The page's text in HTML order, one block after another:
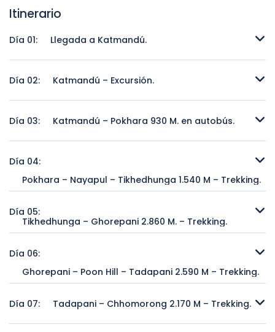
Itinerario
Día 01: Llegada a Katmandú.
Día 02:
Katmandú – Excursión.
Día 03:
Katmandú – Pokhara 930 M. en autobús.
Día 04:
Pokhara – Nayapul – Tikhedhunga 1.540 M – Trekking.
Día 05:
Tikhedhunga – Ghorepani 2.860 M. – Trekking.
Día 06:
Ghorepani – Poon Hill – Tadapani 2.590 M – Trekking.
Día 07:
Tadapani – Chhomorong 2.170 M – Trekking.